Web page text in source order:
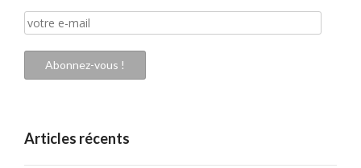
votre
e-
mail
Abonnez-vous !
Articles récents